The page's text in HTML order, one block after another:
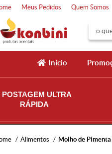
Meus Pedidos Quem Somos
Início
POSTAGEM ULTRA
RÁPIDA
Alimentos Molho de